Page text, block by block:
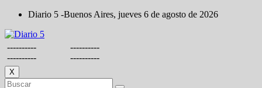
Saltar
contenido
Diario 5 -Buenos Aires, jueves 6 de agosto de 2026
----------
----------
----------
----------
X